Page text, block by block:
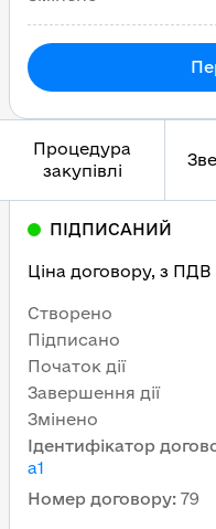
Процедура
закупівлі
Ідентифікатор
a1
Номер договору: 79
ПІДПИСАНИЙ
Ціна договору, з ПДВ
Створено
Підписано
Початок дії
Завершення дії
Змінено